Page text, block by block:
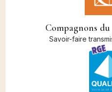
Compagnons
Savoir-faire